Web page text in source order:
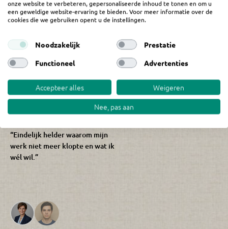
Big Five for Life Groeitraject
“Eindelijk helder waarom mijn
werk niet meer klopte en wat ik
wél wil.”
onze website te verbeteren, gepersonaliseerde inhoud te tonen en om u
een geweldige website-ervaring te bieden. Voor meer informatie over de
cookies die we gebruiken opent u de instellingen.
Noodzakelijk
Prestatie
Functioneel
Advertenties
Accepteer alles
Weigeren
Nee, pas aan